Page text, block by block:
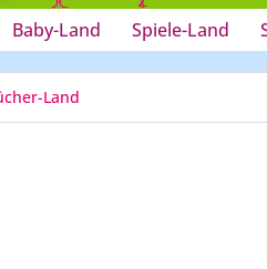
Baby-Land Spiele-Land
Land